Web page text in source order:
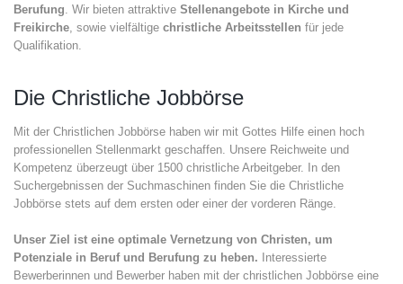
Berufung. Wir bieten attraktive Stellenangebote in Kirche und
Freikirche, sowie vielfältige christliche Arbeitsstellen für jede
Qualifikation.
Die Christliche Jobbörse
Mit der Christlichen Jobbörse haben wir mit Gottes Hilfe einen hoch
professionellen Stellenmarkt geschaffen. Unsere Reichweite und
Kompetenz überzeugt über 1500 christliche Arbeitgeber. In den
Suchergebnissen der Suchmaschinen finden Sie die Christliche
Jobbörse stets auf dem ersten oder einer der vorderen Ränge.
Unser Ziel ist eine optimale Vernetzung von Christen, um
Potenziale in Beruf und Berufung zu heben. Interessierte
Bewerberinnen und Bewerber haben mit der christlichen Jobbörse eine